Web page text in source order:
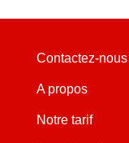
Contactez-nous
A propos
Notre tarif